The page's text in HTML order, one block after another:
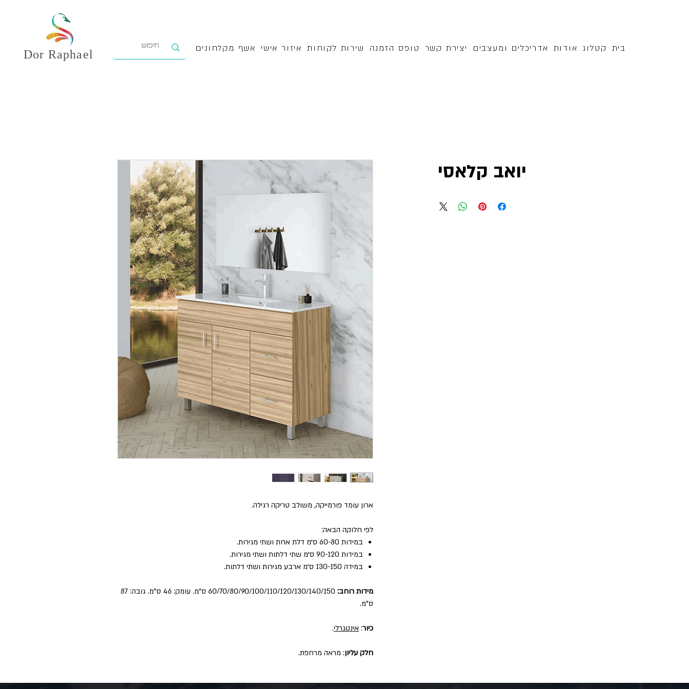
Dor Raphael בית קטלוג אודות אדריכלים ומעצבים יצירת קשר טופס הזמנה שירות לקוחות איזור אישי אשף מקלחונים
ארון עומד פורמייקה, משולב טריקה רגילה.
לפי חלוקה הבאה:
במידות 60-80 ס״מ דלת אחת ושתי מגירות.
במידות 90-120 ס״מ שתי דלתות ושתי מגירות.
במידה 130-150 ס״מ ארבע מגירות ושתי דלתות.
מידות רוחב:
60/70/80/90/100/110/120/130/140/150 ס"מ. עומק: 46 ס"מ. גובה: 87
ס"מ.
כיור: אינטגרלי.
חלק עליון: מראה מרחפת.
יואב קלאסי